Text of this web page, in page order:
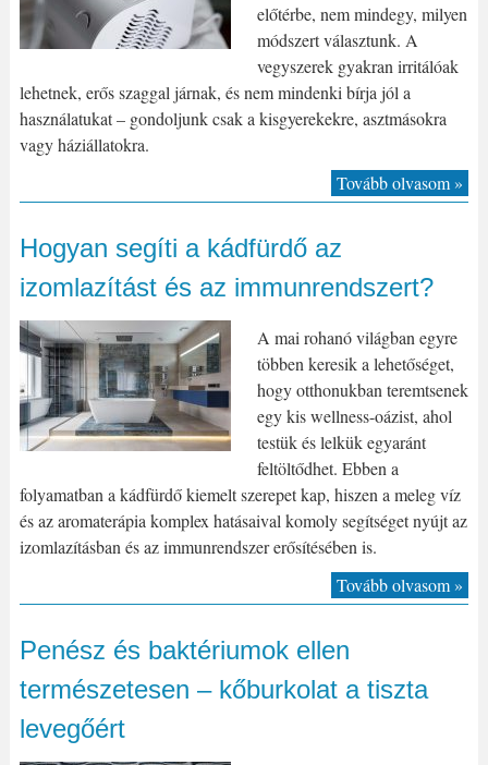
előtérbe, nem mindegy, milyen
módszert választunk. A
vegyszerek gyakran irritálóak
lehetnek, erős szaggal járnak, és nem mindenki bírja jól a
használatukat – gondoljunk csak a kisgyerekekre, asztmásokra
vagy háziállatokra.
Tovább olvasom »
Hogyan segíti a kádfürdő az
izomlazítást és az immunrendszert?
A mai rohanó világban egyre
többen keresik a lehetőséget,
hogy otthonukban teremtsenek
egy kis wellness-oázist, ahol
testük és lelkük egyaránt
feltöltődhet. Ebben a
folyamatban a kádfürdő kiemelt szerepet kap, hiszen a meleg víz
és az aromaterápia komplex hatásaival komoly segítséget nyújt az
izomlazításban és az immunrendszer erősítésében is.
Tovább olvasom »
Penész és baktériumok ellen
természetesen – kőburkolat a tiszta
levegőért